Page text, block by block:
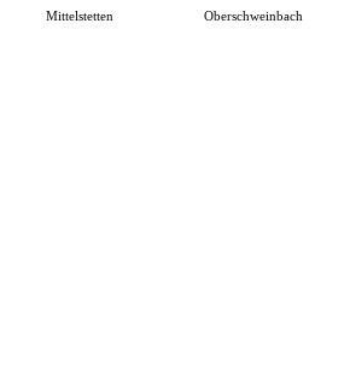
Mittelstetten Oberschweinbach